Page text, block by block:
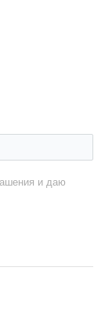
и даю